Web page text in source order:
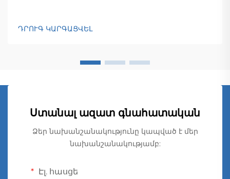
ԴՐՈՒԳ ԿԱՐԳԱՑՎԵԼ
Ստանալ ազատ գնահատական
Ձեր նախանշանակությունը կապված է մեր
նախանշանակությամբ:
Էլ. հասցե